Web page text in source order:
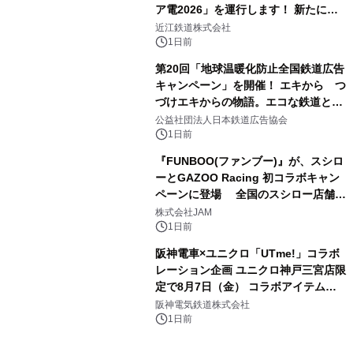
ア電2026」を運行します！ 新たに
「長濱浪漫ビール」が参加！キリン一
番搾り飲み放題が復活！
近江鉄道株式会社
1日前
第20回「地球温暖化防止全国鉄道広告
キャンペーン」を開催！ エキから つ
づけエキからの物語。エコな鉄道とと
もに。
公益社団法人日本鉄道広告協会
1日前
『FUNBOO(ファンブー)』が、スシロ
ーとGAZOO Racing 初コラボキャン
ペーンに登場 全国のスシロー店舗で
GR 4車種の FUNBOO(ミニカー)付き
メニューが展開されます
株式会社JAM
1日前
阪神電車×ユニクロ「UTme!」コラボ
レーション企画 ユニクロ神戸三宮店限
定で8月7日（金） コラボアイテムが
発売決定！
阪神電気鉄道株式会社
1日前